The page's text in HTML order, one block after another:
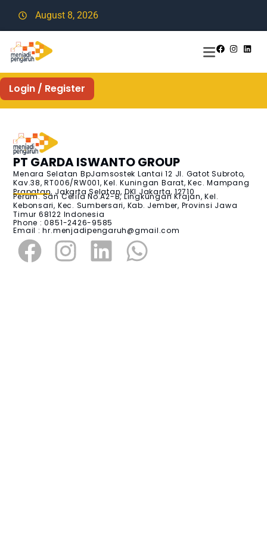
August 8, 2026
Login / Register
PT GARDA ISWANTO GROUP
Menara Selatan BpJamsostek Lantai 12 Jl. Gatot Subroto,
Kav.38, RT006/RW001, Kel. Kuningan Barat, Kec. Mampang
Prapatan, Jakarta Selatan, DKI Jakarta, 12710
Perum. San Cefila No.A2-B, Lingkungan Krajan, Kel.
Kebonsari, Kec. Sumbersari, Kab. Jember, Provinsi Jawa
Timur 68122 Indonesia
Phone : 0851-2426-9585
Email :hr.menjadipengaruh@gmail.com